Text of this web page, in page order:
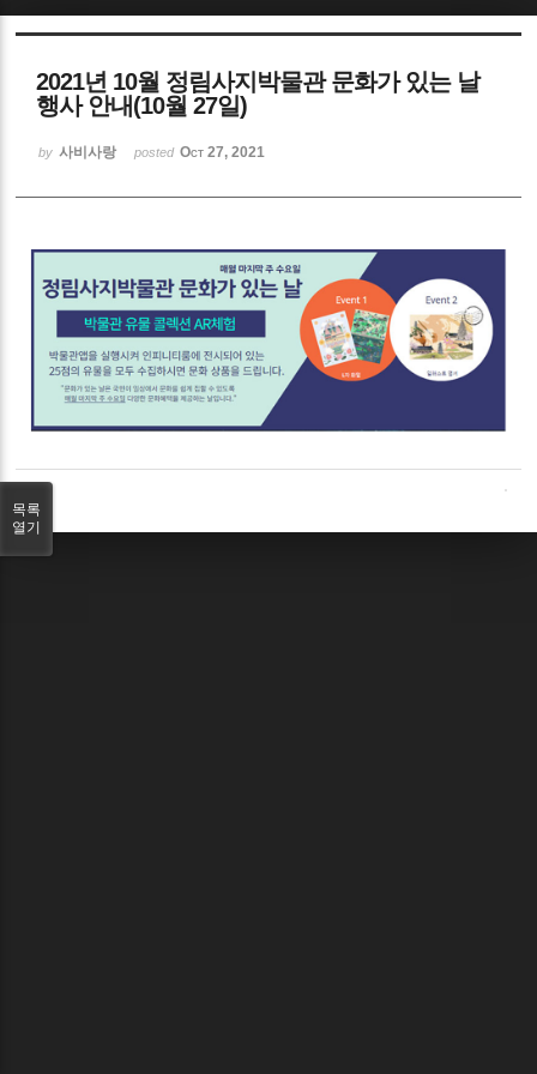
2021년 10월 정림사지박물관 문화가 있는 날
행사 안내(10월 27일)
by 사비사랑 posted Oct 27, 2021
목록
열기
Sketchbook5, 스케치북5
Sketchbook5, 스케치북5